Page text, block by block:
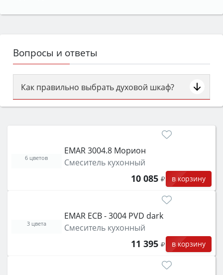
Вопросы и ответы
Как правильно выбрать духовой шкаф?
Сначала определитесь с типом (газовый или
затем смотрите на объём 50–70 л для семьи,
функции (конвекция, гриль, самоочистка,
защита от детей).
EMAR 3004.8 Морион
Смеситель кухонный
10 085 в корзину
6 цветов
EMAR ECB - 3004 PVD dark
Смеситель кухонный
11 395 в корзину
3 цвета